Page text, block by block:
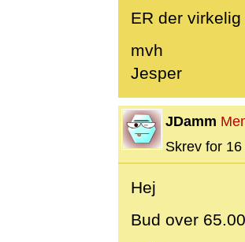
ER der
mvh
Jesper
JDamm
Skrev for
Hej
Bud over